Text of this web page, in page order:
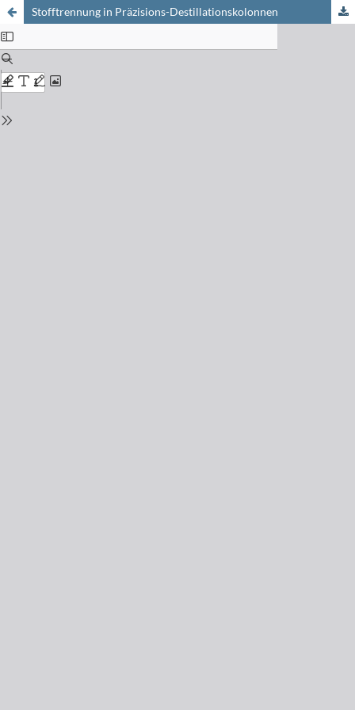
Stofftrennung in Präzisions-Destillationskolonnen